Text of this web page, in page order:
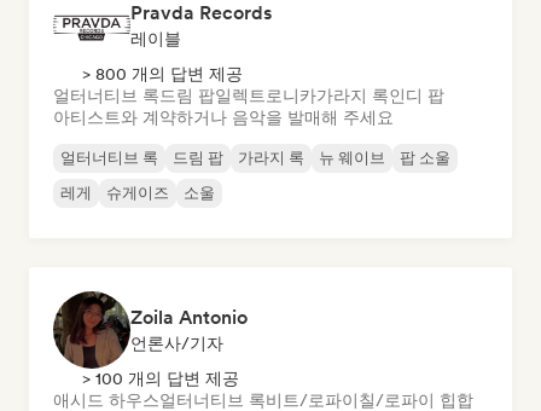
Pravda Records
레이블
> 800 개의 답변 제공
얼터너티브 록드림 팝일렉트로니카가라지 록인디 팝
아티스트와 계약하거나 음악을 발매해 주세요
얼터너티브 록 드림 팝 가라지 록 뉴 웨이브
팝 소울
레게
슈게이즈 소울
Zoila Antonio
언론사/기자
> 100 개의 답변 제공
애시드 하우스얼터너티브 록비트/로파이칠/로파이 힙합